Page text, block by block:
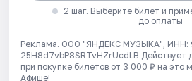
2 шаг. Выберите билет и
до оплаты
Реклама. ООО "ЯНДЕКС МУЗЫКА", ИНН:
25H8d7vbP8SRTvHZrUcdLB Действует
при покупке билетов от 3 000 ₽ на это
Афише!